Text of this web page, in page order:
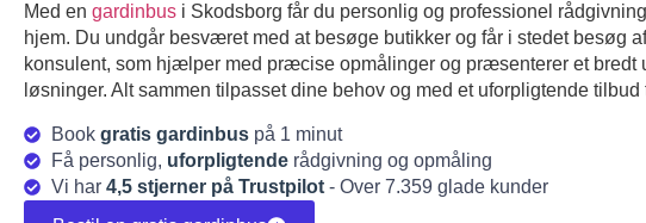
Med en gardinbus i Skodsborg får du personlig og professionel
hjem. Du undgår besværet med at besøge butikker og får i stedet besøg
konsulent, som hjælper med præcise opmålinger og præsenterer et bredt
løsninger. Alt sammen tilpasset dine behov og med et uforpligtende tilbud
Book gratis gardinbuspå 1 minut
Få personlig, uforpligtenderådgivning og opmåling
Vi har 4,5 stjerner på Trustpilot- Over 7.359 glade kunder